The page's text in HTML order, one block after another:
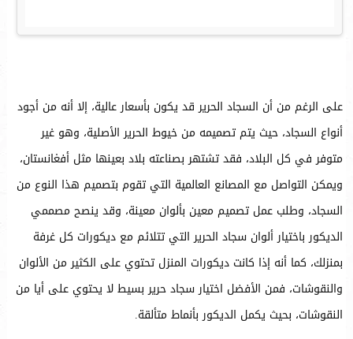
على الرغم من أن السجاد الحرير قد يكون بأسعار عالية، إلا أنه من أجود
أنواع السجاد، حيث يتم تصميمه من خيوط الحرير الأصلية، وهو غير
متوفر في كل البلاد، فقد تشتهر بصناعته بلاد بعينها مثل أفغانستان،
ويمكن التواصل مع المصانع العالمية التي تقوم بتصميم هذا النوع من
السجاد، وطلب عمل تصميم معين بألوان معينة، وقد ينصح مصممي
الديكور باختيار ألوان سجاد الحرير التي تتلائم مع ديكورات كل غرفة
بمنزلك، كما أنه إذا كانت ديكورات المنزل تحتوي على الكثير من الألوان
والنقوشات، فمن الأفضل اختيار سجاد حرير بسيط لا يحتوي على أيا من
النقوشات، بحيث يكمل الديكور بأنماط متألقة.